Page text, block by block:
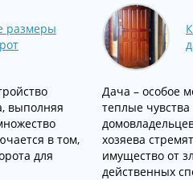
размеры
выполняя
в том,
для
Дача – особое
теплые
хозяева
имущество от
действенных